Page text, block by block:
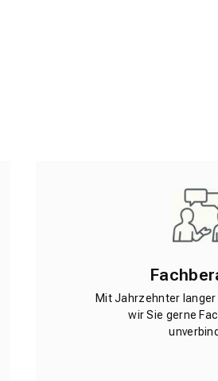
Mit Jahrzehnter
wir Sie gerne